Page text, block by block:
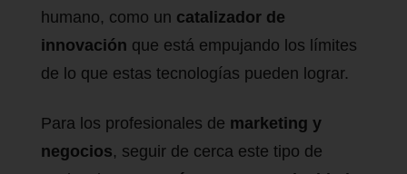
humano, como un catalizador de
innovación que está empujando los límites
de lo que estas tecnologías pueden lograr.
Para los profesionales de marketing y
negocios, seguir de cerca este tipo de